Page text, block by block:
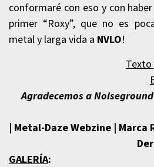
conformaré con eso y con
primer “Roxy”, que no es
metal y larga vida a NVLO!
Agradecemos a
| Metal-Daze Webzine | Marca
GALERÍA: